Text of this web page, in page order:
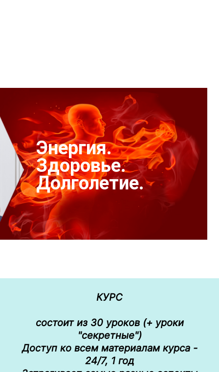
Энергия.
Здоровье.
Долголетие.
Curiosity about life in all its
great creative people.
КУРС
состоит из 30 уроков (+ уроки
"секретные")
Доступ ко всем материалам курса -
24/7, 1 год